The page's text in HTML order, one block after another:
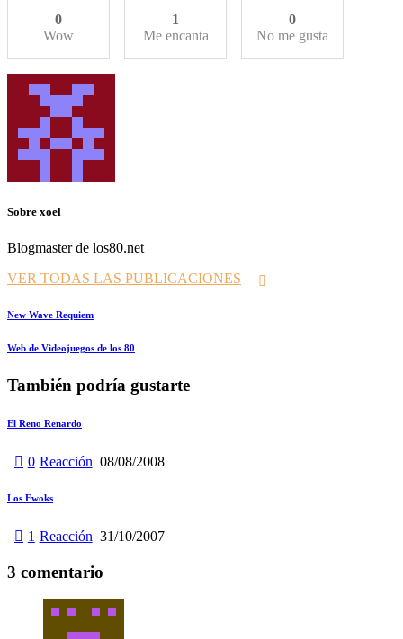
0
Wow
1
Me encanta
0
No me gusta
Sobre xoel
Blogmaster de los80.net
VER TODAS LAS PUBLICACIONES
Navegación
de
Prev
New Wave Requiem
Siguiente
Web de Videojuegos de los 80
También podría gustarte
El Reno Renardo
0 Reacción 08/08/2008
Los Ewoks
1 Reacción 31/10/2007
3 comentario